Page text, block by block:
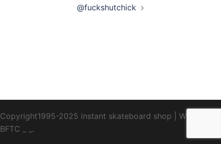
@fuckshutchick
Copyright1995-2025 instant skateboard shop
WebDesign
BFTC _ _.